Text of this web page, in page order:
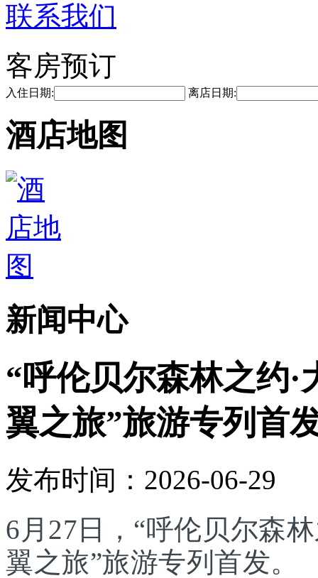
联系我们
客房预订
入住日期: 离店日期:
酒店地图
新闻中心
“呼伦贝尔森林之约·
翼之旅”旅游专列首
发布时间：2026-06-29
6月27日，“呼伦贝尔森
翼之旅”旅游专列首发。